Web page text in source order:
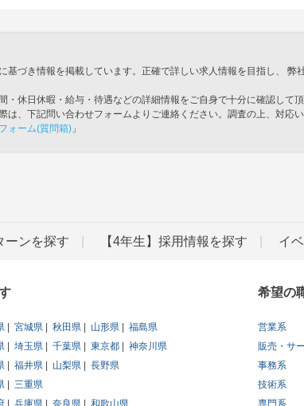
基づき情報を掲載しています。正確で詳しい求人情報を目指し、
・休日休暇・給与・待遇などの詳細情報をご自身で十分に確認して
は、下記問い合わせフォームよりご連絡ください。調査の上、対応い
ォーム(質問箱) 」
ーンを探す 【4年生】採用情報を探す イ
宮城県 秋田県 山形県
福島県
埼玉県 千葉県 東京都
神奈川県
福井県 山梨県
長野県
三重県
兵庫県 奈良県 和歌山県
希望の
営業系
販売・サ
事務系
技術系
専門系